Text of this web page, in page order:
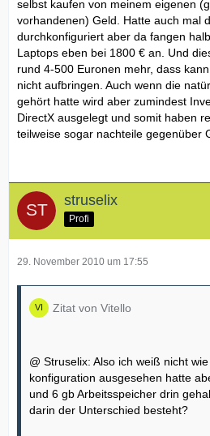
selbst kaufen von meinem eigenen
vorhandenen) Geld. Hatte auch mal
durchkonfiguriert aber da fangen
Laptops eben bei 1800 € an. Und
rund 4-500 Euronen mehr, dass
nicht aufbringen. Auch wenn die
gehört hatte wird aber zumindest
DirectX ausgelegt und somit haben
teilweise sogar nachteile gegenüber
struselix
Profi
29. November 2010 um 17:55
Zitat von Vitello
@ Struselix: Also ich weiß nicht
konfiguration ausgesehen hatte
und 6 gb Arbeitsspeicher drin
darin der Unterschied besteht?